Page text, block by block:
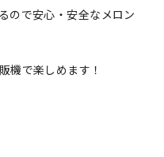
ので安心・安全なメロン
機で楽しめます！